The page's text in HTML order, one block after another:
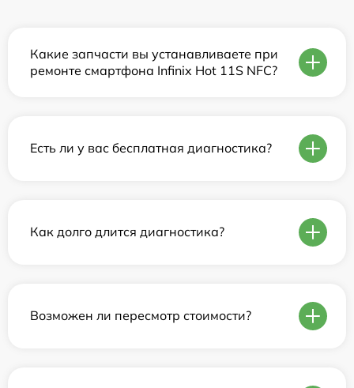
Какие запчасти вы устанавливаете при
ремонте смартфона Infinix Hot 11S NFC?
Есть ли у вас бесплатная диагностика?
Как долго длится диагностика?
Возможен ли пересмотр стоимости?